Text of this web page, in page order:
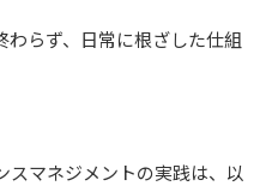
わらず、日常に根ざした仕組
スマネジメントの実践は、以